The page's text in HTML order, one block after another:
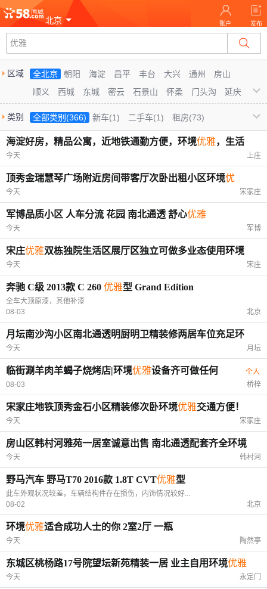
北京 账户 发布
优雅
区域 全北京 朝阳 海淀 昌平 丰台 大兴 通州
房山
顺义
西城 东城 密云 石景山 怀柔 门头沟
延庆
类别
全部类别(366) 新车(1) 二手车(1)
租房(73)
二手房(308)
礼仪庆典(266)
宠物狗(223)
海淀好房，精品公寓，近地铁通勤方便，环境优雅，生活
便利
今天 上庄
顶秀金瑞慧琴广场附近房间带客厅次卧出租小区环境优
雅！
今天 宋家庄
军博品质小区 人车分流 花园 南北通透 舒心优雅
今天 军博
宋庄优雅双栋独院生活区展厅区独立可做多业态使用环境
静谧好停车
今天 宋庄
奔驰 C级 2013款 C 260 优雅型 Grand Edition
全车大顶原漆，其他补漆
08-03
北京
月坛南沙沟小区南北通透明厨明卫精装修两居车位充足环
境优雅
今天 月坛
临街涮羊肉羊蝎子烧烤店|环境优雅设备齐可做任何
餐饮业态
个人
08-03
桥梓
宋家庄地铁顶秀金石小区精装修次卧环境优雅交通方便！
设施齐全！
今天 宋家庄
房山区韩村河雅苑一居室诚意出售 南北通透配套齐全环境
优雅
今天 韩村河
野马汽车 野马T70 2016款 1.8T CVT优雅型
此车外观状况较差，车辆结构件存在损伤，内饰情况较好...
08-02
北京
环境优雅适合成功人士的你 2室2厅 一瓶
今天 陶然亭
东城区桃杨路17号院望坛新苑精装一居 业主自用环境优雅
今天 永定门